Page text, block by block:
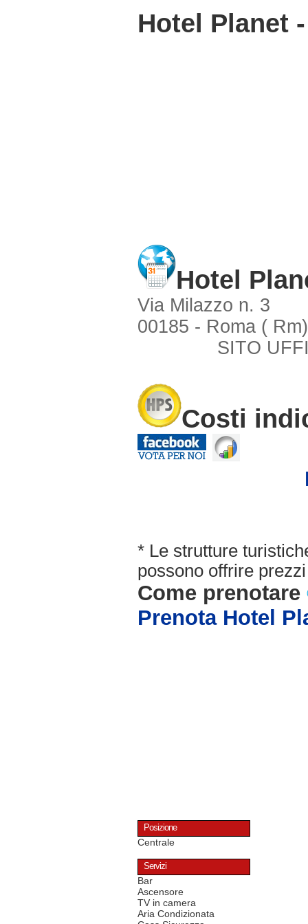
Hotel Planet
Hotel
Via Milazzo n. 3
00185 - Roma ( Rm)
SITO
Costi
* Le strutture
possono offrire
Come prenotare
Prenota Hotel
Posizione
Centrale
Servizi
Bar
Ascensore
TV in camera
Aria Condizionata